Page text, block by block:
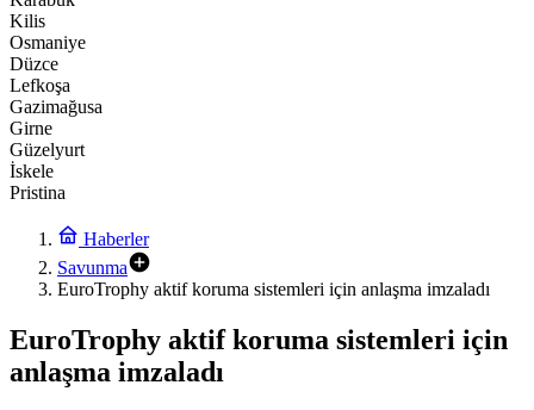
Kilis
Osmaniye
Düzce
Lefkoşa
Gazimağusa
Girne
Güzelyurt
İskele
Pristina
Haberler
Savunma
EuroTrophy aktif koruma sistemleri için anlaşma imzaladı
EuroTrophy aktif koruma sistemleri için
anlaşma imzaladı